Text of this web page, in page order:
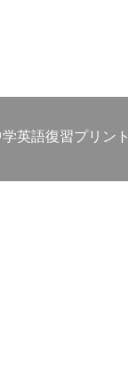
学英語復習プリント